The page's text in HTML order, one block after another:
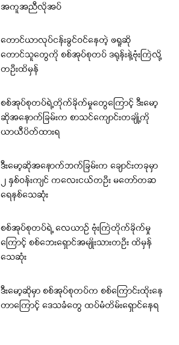
အကူအညီလိုအပ်
တောင်ယာလုပ်ငန်းခွင်ဝင်နေတဲ့ ဖရူဆို
တောင်သူတွေကို စစ်အုပ်စုတပ် ဒရုန်းနဲ့ဗုံးကြဲလို့
တဦးထိမှန်
စစ်အုပ်စုတပ်ရဲ့တိုက်ခိုက်မှုတွေကြောင့် ဒီးမော့
ဆိုအနောက်ခြမ်းက စာသင်ကျောင်းတချို့ကို
ယာယီပိတ်ထားရ
ဒီးမော့ဆိုအနောက်ဘက်ခြမ်းက ချောင်းတခုမှာ
၂ နှစ်ဝန်းကျင် ကလေးငယ်တဦး မတော်တဆ
ရေနစ်သေဆုံး
စစ်အုပ်စုတပ်ရဲ့ လေယာဉ် ဗုံးကြဲတိုက်ခိုက်မှု
ကြောင့် စစ်ဘေးရှောင်အမျိုးသားတဦး ထိမှန်
သေဆုံး
ဒီးမော့ဆိုမှာ စစ်အုပ်စုတပ်က စစ်ကြောင်းထိုးနေ
တာကြောင့် ဒေသခံတွေ ထပ်မံတိမ်းရှောင်နေရ